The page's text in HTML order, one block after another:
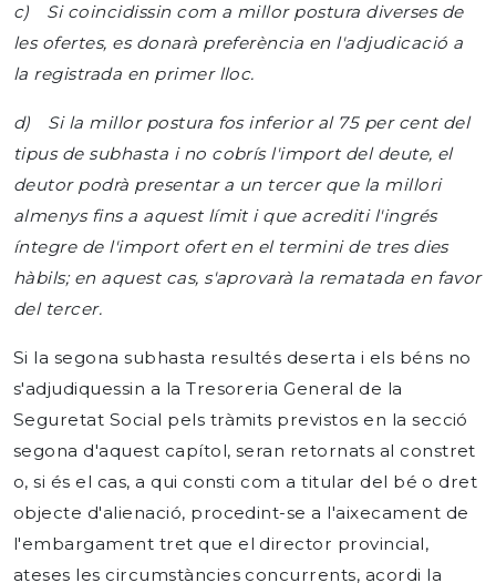
c) Si coincidissin com a millor postura diverses de
les ofertes, es donarà preferència en l'adjudicació a
la registrada en primer lloc.
d) Si la millor postura fos inferior al 75 per cent del
tipus de subhasta i no cobrís l'import del deute, el
deutor podrà presentar a un tercer que la millori
almenys fins a aquest límit i que acrediti l'ingrés
íntegre de l'import ofert en el termini de tres dies
hàbils; en aquest cas, s'aprovarà la rematada en favor
del tercer.
Si la segona subhasta resultés deserta i els béns no
s'adjudiquessin a la Tresoreria General de la
Seguretat Social pels tràmits previstos en la secció
segona d'aquest capítol, seran retornats al constret
o, si és el cas, a qui consti com a titular del bé o dret
objecte d'alienació, procedint-se a l'aixecament de
l'embargament tret que el director provincial,
ateses les circumstàncies concurrents, acordi la